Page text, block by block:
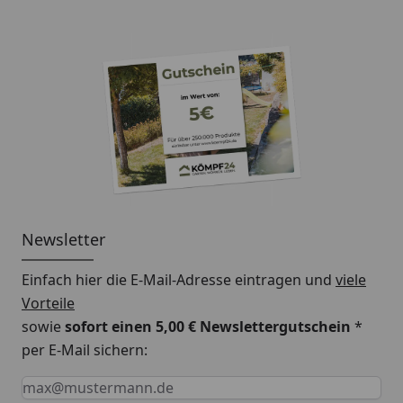
Newsletter
Einfach hier die E-Mail-Adresse eintragen und viele
Vorteile
sowiesofort einen 5,00 € Newslettergutschein *
per E-Mail sichern:
Keine Eingabe erforderlich
Eingabe erforderlich
E-Mail *